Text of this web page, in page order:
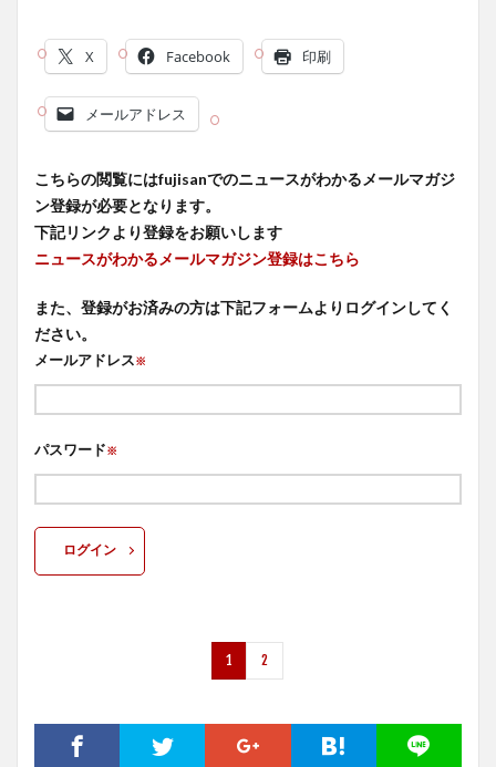
X Facebook 印刷
メールアドレス
こちらの閲覧にはfujisanでのニュースがわかるメールマガジ
ン登録が必要となります。
下記リンクより登録をお願いします
ニュースがわかるメールマガジン登録はこちら
また、登録がお済みの方は下記フォームよりログインしてく
ださい。
メールアドレス※
パスワード※
ログイン
1 2